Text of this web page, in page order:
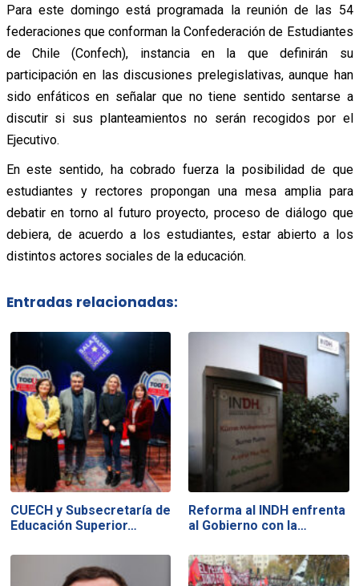
Para este domingo está programada la reunión de las 54
federaciones que conforman la Confederación de Estudiantes
de Chile (Confech), instancia en la que definirán su
participación en las discusiones prelegislativas, aunque han
sido enfáticos en señalar que no tiene sentido sentarse a
discutir si sus planteamientos no serán recogidos por el
Ejecutivo.
En este sentido, ha cobrado fuerza la posibilidad de que
estudiantes y rectores propongan una mesa amplia para
debatir en torno al futuro proyecto, proceso de diálogo que
debiera, de acuerdo a los estudiantes, estar abierto a los
distintos actores sociales de la educación.
Entradas relacionadas:
CUECH y Subsecretaría de
Educación Superior…
Reforma al INDH enfrenta
al Gobierno con la…